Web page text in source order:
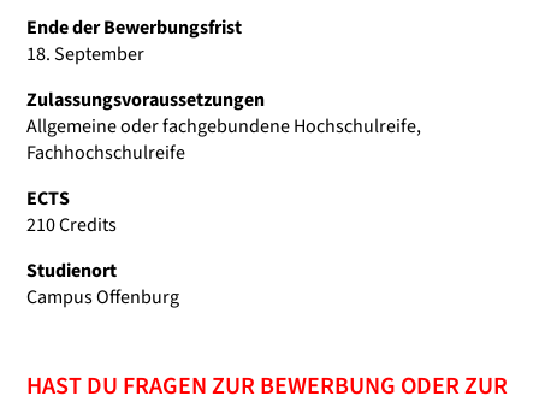
Ende der Bewerbungsfrist
18. September
Zulassungsvoraussetzungen
Allgemeine oder fachgebundene Hochschulreife,
Fachhochschulreife
ECTS
210 Credits
Studienort
Campus Offenburg
HAST DU FRAGEN ZUR BEWERBUNG ODER ZUR